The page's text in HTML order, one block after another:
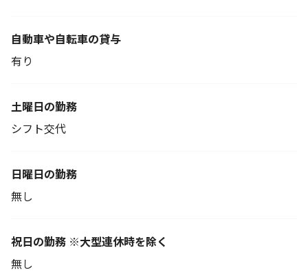
自動車や自転車の貸与
有り
土曜日の勤務
シフト交代
日曜日の勤務
無し
祝日の勤務 ※大型連休時を除く
無し